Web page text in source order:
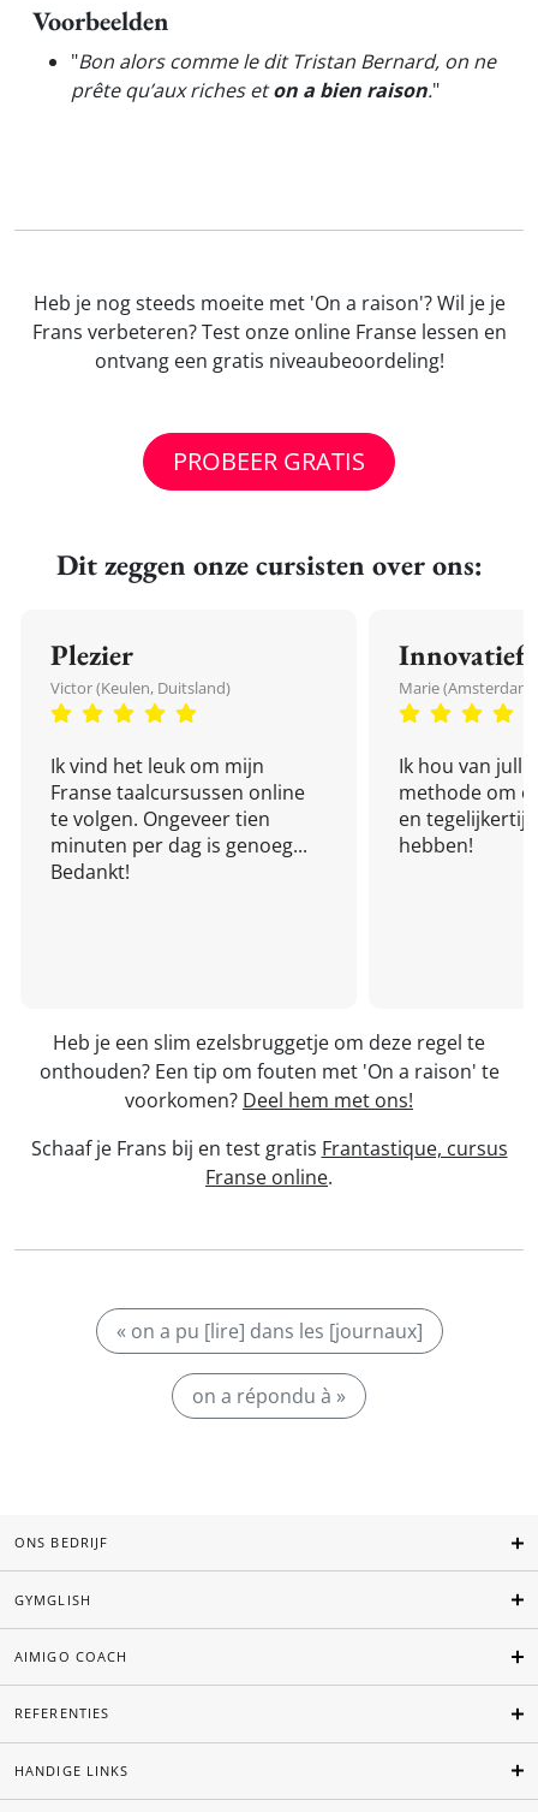
Voorbeelden
"Bon alors comme le dit Tristan Bernard, on ne
prête qu’aux riches eton a bien raison."
Heb je nog steeds moeite met 'On a raison'? Wil je je
Frans verbeteren? Test onze online Franse lessen en
ontvang een gratis niveaubeoordeling!
PROBEER GRATIS
Dit zeggen onze cursisten over ons:
Plezier
Victor (Keulen, Duitsland)
Ik vind het leuk om mijn
Franse taalcursussen online
te volgen. Ongeveer tien
minuten per dag is genoeg...
Bedankt!
Innovatief
Marie
Ik hou van
methode om
en
hebben!
Heb je een slim ezelsbruggetje om deze regel te
onthouden? Een tip om fouten met 'On a raison' te
voorkomen? Deel hem met ons!
Schaaf je Frans bij en test gratis Frantastique, cursus
Franse online.
« on a pu [lire] dans les [journaux]
on a répondu à »
ONS BEDRIJF
GYMGLISH
AIMIGO COACH
REFERENTIES
HANDIGE LINKS